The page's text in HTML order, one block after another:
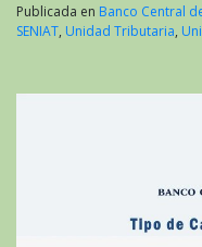
Publicada en Banco Central
SENIAT, Unidad Tributaria,